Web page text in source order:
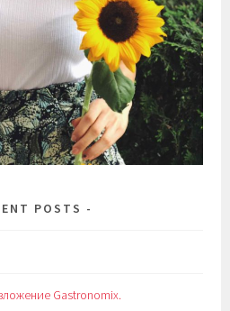
POSTS
Gastronomix.